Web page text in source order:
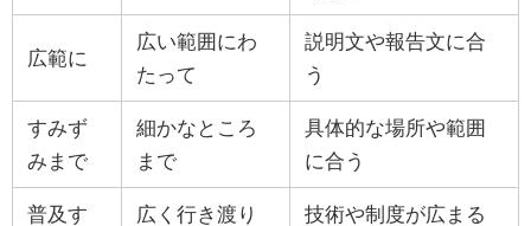
広範に
広い範囲にわ
たって
説明文や報告文に合
う
すみず
みまで
細かなところ
まで
具体的な場所や範囲
に合う
普及す
広く行き渡り
技術や制度が広まる